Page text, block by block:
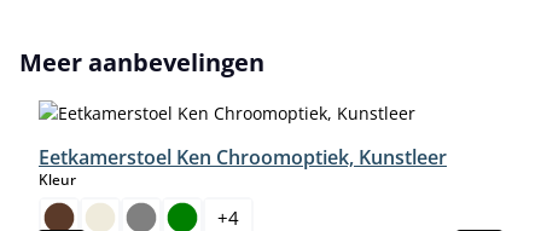
Productgalerij overslaan
Meer aanbevelingen
Eetkamerstoel Ken Chroomoptiek, Kunstleer
Kleurselect
+4